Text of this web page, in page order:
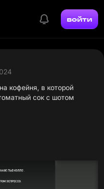
войти
кофейня, в которой
сок с шотом